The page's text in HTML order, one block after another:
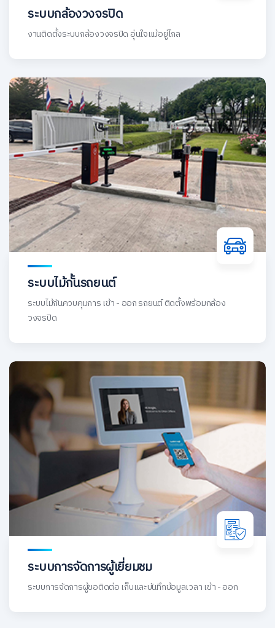
ระบบกล้องวงจรปิด
งานติดตั้งระบบกล้องวงจรปิด อุ่นใจแม้อยู่ไกล
ระบบไม้กั้นรถยนต์
ระบบไม้กันควบคุมการ เข้า - ออก รถยนต์ ติดตั้งพร้อมกล้อง
วงจรปิด
ระบบการจัดการผู้เยี่ยมชม
ระบบการจัดการผู้ขอติดต่อ เก็บและบันทึกข้อมูลเวลา เข้า - ออก